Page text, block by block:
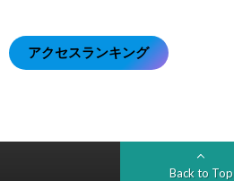
アクセスランキング
Back to Top